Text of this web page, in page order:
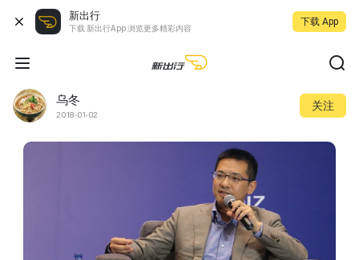
新出行
下载 新出行App 浏览更多精彩内容
下载 App
乌冬
2018-01-02
关注